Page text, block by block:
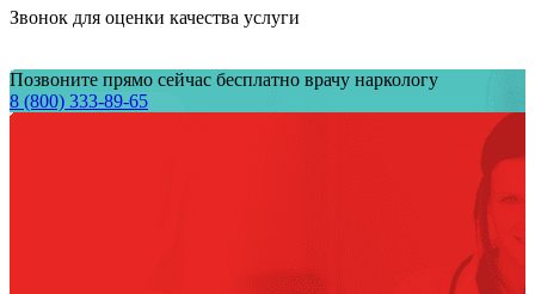
Звонок для оценки качества услуги
Позвоните прямо сейчас бесплатно врачу наркологу
8 (800) 333-89-65